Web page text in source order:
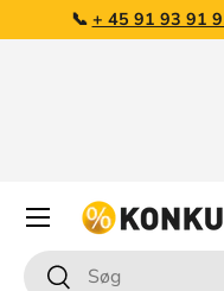
Gå til indhold
📞 + 45 91 93 91
Søg
Søg
Menu